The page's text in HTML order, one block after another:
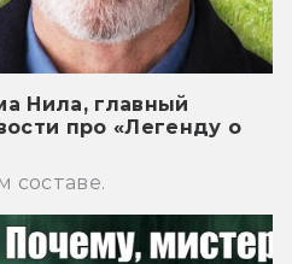
Нила, главный
про «Легенду о
составе.